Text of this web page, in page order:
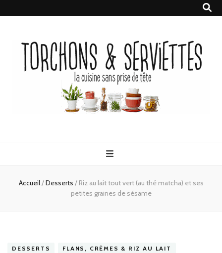
Serviettes
Accueil/Desserts / Riz au lait tout vert (au thé matcha) et ses
petites graines de sésame
DESSERTS FLANS, CRÈMES & RIZ AU LAIT